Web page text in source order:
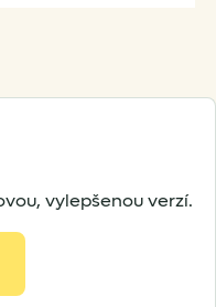
vylepšenou verzí.